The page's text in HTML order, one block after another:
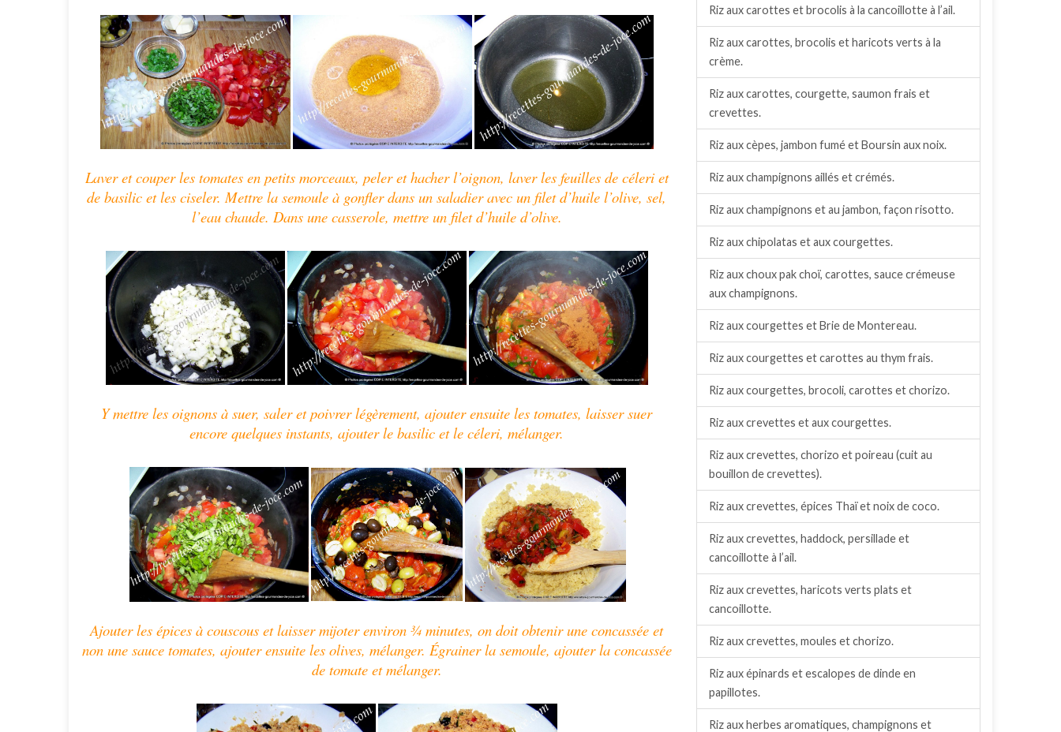
Laver et couper les tomates en petits morceaux, peler et hacher l’oignon, laver les feuilles de céleri et
de basilic et les ciseler. Mettre la semoule à gonfler dans un saladier avec un filet d’huile l’olive, sel,
l’eau chaude. Dans une casserole, mettre un filet d’huile d’olive.
Y mettre les oignons à suer, saler et poivrer légèrement, ajouter ensuite les tomates, laisser suer
encore quelques instants, ajouter le basilic et le céleri, mélanger.
Ajouter les épices à couscous et laisser mijoter environ ¾ minutes, on doit obtenir une concassée et
non une sauce tomates, ajouter ensuite les olives, mélanger. Égrainer la semoule, ajouter la concassée
de tomate et mélanger.
Riz aux carottes et brocolis à la cancoillotte à l’ail.
Riz aux carottes, brocolis et haricots verts à la
crème.
Riz aux carottes, courgette, saumon frais et
crevettes.
Riz aux cèpes, jambon fumé et Boursin aux noix.
Riz aux champignons aillés et crémés.
Riz aux champignons et au jambon, façon risotto.
Riz aux chipolatas et aux courgettes.
Riz aux choux pak choï, carottes, sauce crémeuse
aux champignons.
Riz aux courgettes et Brie de Montereau.
Riz aux courgettes et carottes au thym frais.
Riz aux courgettes, brocoli, carottes et chorizo.
Riz aux crevettes et aux courgettes.
Riz aux crevettes, chorizo et poireau (cuit au
bouillon de crevettes).
Riz aux crevettes, épices Thaï et noix de coco.
Riz aux crevettes, haddock, persillade et
cancoillotte à l’ail.
Riz aux crevettes, haricots verts plats et
cancoillotte.
Riz aux crevettes, moules et chorizo.
Riz aux épinards et escalopes de dinde en
papillotes.
Riz aux herbes aromatiques, champignons et